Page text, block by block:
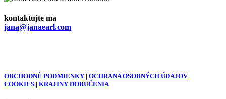
kontaktujte ma
jana@janaearl.com
OBCHODNÉ PODMIENKY | OCHRANA OSOBNÝCH ÚDAJOV
COOKIES | KRAJINY DORUČENIA